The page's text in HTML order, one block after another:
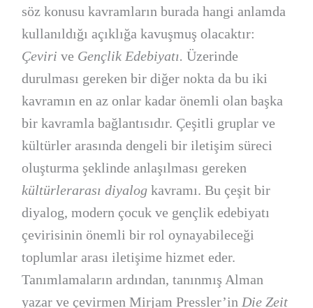
söz konusu kavramların burada hangi anlamda
kullanıldığı açıklığa kavuşmuş olacaktır:
Çeviri ve Gençlik Edebiyatı. Üzerinde
durulması gereken bir diğer nokta da bu iki
kavramın en az onlar kadar önemli olan başka
bir kavramla bağlantısıdır. Çeşitli gruplar ve
kültürler arasında dengeli bir iletişim süreci
oluşturma şeklinde anlaşılması gereken
kültürlerarası diyalogkavramı. Bu çeşit bir
diyalog, modern çocuk ve gençlik edebiyatı
çevirisinin önemli bir rol oynayabileceği
toplumlar arası iletişime hizmet eder.
Tanımlamaların ardından, tanınmış Alman
yazar ve çevirmen Mirjam Pressler’in Die Zeit